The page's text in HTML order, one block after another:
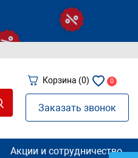
Корзина (0) 0
Заказать звонок
Акции и сотрудничество